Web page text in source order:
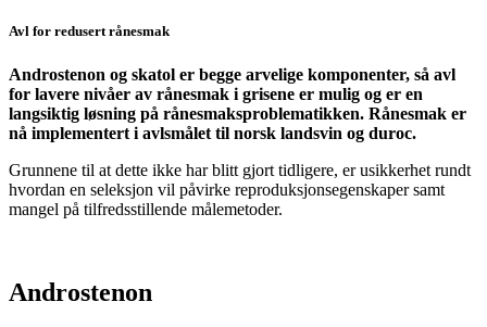
Avl for redusert rånesmak
Androstenon og skatol er begge arvelige komponenter, så avl
for lavere nivåer av rånesmak i grisene er mulig og er en
langsiktig løsning på rånesmaksproblematikken. Rånesmak er
nå implementert i avlsmålet til norsk landsvin og duroc.
Grunnene til at dette ikke har blitt gjort tidligere, er usikkerhet rundt
hvordan en seleksjon vil påvirke reproduksjonsegenskaper samt
mangel på tilfredsstillende målemetoder.
Androstenon